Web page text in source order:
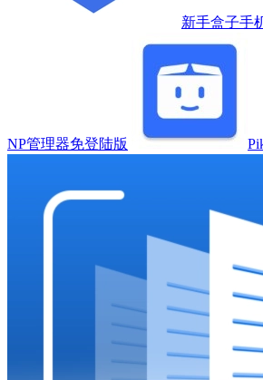
新手盒子手
NP管理器免登陆版